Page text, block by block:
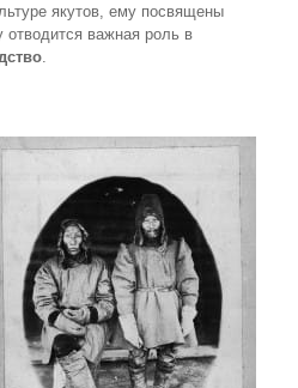
якутов, ему посвящены
важная роль в
.